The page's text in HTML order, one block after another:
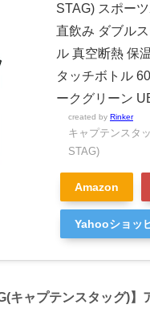
STAG) スポー
直飲み ダブル
ル 真空断熱 保
タッチボトル
ークグリーン
created by Rinker
キャプテンスタ
STAG)
Amazon
Yahooショッ
キャプテンスタッグ)】